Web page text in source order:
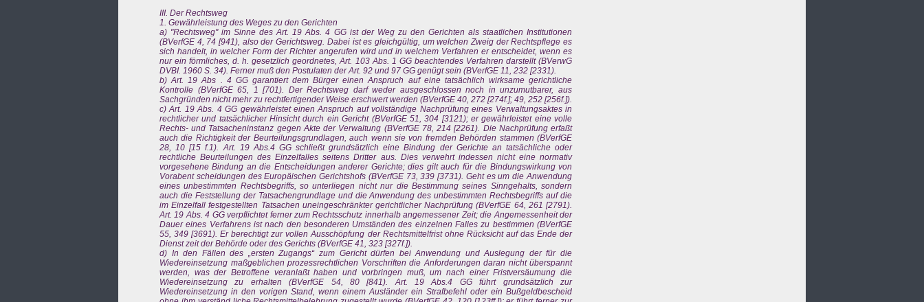
III. Der Rechtsweg
1. Gewährleistung des Weges zu den Gerichten
a) "Rechtsweg" im Sinne des Art. 19 Abs. 4 GG ist der Weg zu den Gerichten als staatlichen Institutionen
(BVerfGE 4, 74 [941), also der Gerichtsweg. Dabei ist es gleichgültig, um welchen Zweig der Rechtspflege es
sich handelt, in welcher Form der Richter angerufen wird und in welchem Verfahren er entscheidet, wenn es
nur ein förmliches, d. h. gesetzlich geordnetes, Art. 103 Abs. 1 GG beachtendes Verfahren darstellt (BVerwG
DVBI. 1960 S. 34). Ferner muß den Postulaten der Art. 92 und 97 GG genügt sein (BVerfGE 11, 232 [2331).
b) Art. 19 Abs . 4 GG garantiert dem Bürger einen Anspruch auf eine tatsächlich wirksame gerichtliche
Kontrolle (BVerfGE 65, 1 [701). Der Rechtsweg darf weder ausgeschlossen noch in unzumutbarer, aus
Sachgründen nicht mehr zu rechtfertigender Weise erschwert werden (BVerfGE 40, 272 [274f.]; 49, 252 [256f.]).
c) Art. 19 Abs. 4 GG gewährleistet einen Anspruch auf vollständige Nachprüfung eines Verwaltungsaktes in
rechtlicher und tatsächlicher Hinsicht durch ein Gericht (BVerfGE 51, 304 [3121); er gewährleistet eine volle
Rechts- und Tatsacheninstanz gegen Akte der Verwaltung (BVerfGE 78, 214 [2261). Die Nachprüfung erfaßt
auch die Richtigkeit der Beurteilungsgrundlagen, auch wenn sie von fremden Behörden stammen (BVerfGE
28, 10 [15 f.1). Art. 19 Abs.4 GG schließt grundsätzlich eine Bindung der Gerichte an tatsächliche oder
rechtliche Beurteilungen des Einzelfalles seitens Dritter aus. Dies verwehrt indessen nicht eine normativ
vorgesehene Bindung an die Entscheidungen anderer Gerichte; dies gilt auch für die Bindungswirkung von
Vorabent scheidungen des Europäischen Gerichtshofs (BVerfGE 73, 339 [3731). Geht es um die Anwendung
eines unbestimmten Rechtsbegriffs, so unterliegen nicht nur die Bestimmung seines Sinngehalts, sondern
auch die Feststellung der Tatsachengrundlage und die Anwendung des unbestimmten Rechtsbegriffs auf die
im Einzelfall festgestellten Tatsachen uneingeschränkter gerichtlicher Nachprüfung (BVerfGE 64, 261 [2791).
Art. 19 Abs. 4 GG verpflichtet ferner zum Rechtsschutz innerhalb angemessener Zeit; die Angemessenheit der
Dauer eines Verfahrens ist nach den besonderen Umständen des einzelnen Falles zu bestimmen (BVerfGE
55, 349 [3691). Er berechtigt zur vollen Ausschöpfung der Rechtsmittelfrist ohne Rücksicht auf das Ende der
Dienst zeit der Behörde oder des Gerichts (BVerfGE 41, 323 [327f.]).
d) In den Fällen des „ersten Zugangs“ zum Gericht dürfen bei Anwendung und Auslegung der für die
Wiedereinsetzung maßgeblichen prozessrechtlichen Vorschriften die Anforderungen daran nicht überspannt
werden, was der Betroffene veranlaßt haben und vorbringen muß, um nach einer Fristversäumung die
Wiedereinsetzung zu erhalten (BVerfGE 54, 80 [841). Art. 19 Abs.4 GG führt grundsätzlich zur
Wiedereinsetzung in den vorigen Stand, wenn einem Ausländer ein Strafbefehl oder ein Bußgeldbescheid